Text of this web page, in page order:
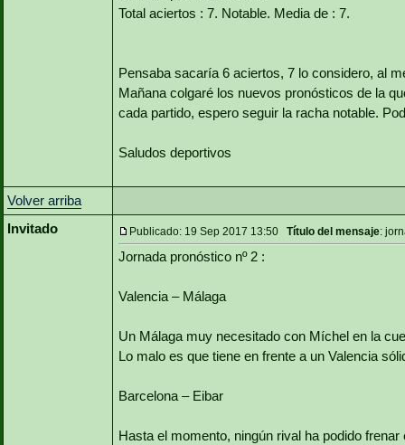
Total aciertos : 7. Notable. Media de : 7.
Pensaba sacaría 6 aciertos, 7 lo considero, al
Mañana colgaré los nuevos pronósticos de la
cada partido, espero seguir la racha notable.
Saludos deportivos
Volver arriba
Invitado
Publicado: 19 Sep 2017 13:50 Título del mensaje:
Jornada pronóstico nº 2 :
Valencia – Málaga
Un Málaga muy necesitado con Míchel en la
Lo malo es que tiene en frente a un Valencia
Barcelona – Eibar
Hasta el momento, ningún rival ha podido